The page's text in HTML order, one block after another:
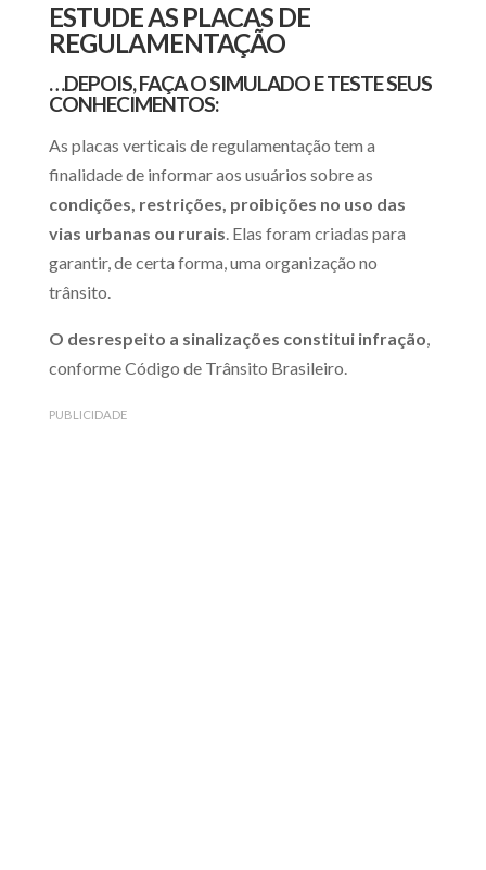
ESTUDE AS PLACAS DE
REGULAMENTAÇÃO
…DEPOIS, FAÇA O SIMULADO E TESTE SEUS
CONHECIMENTOS:
As placas verticais de regulamentação tem a
finalidade de informar aos usuários sobre as
condições, restrições, proibições no uso das
vias urbanas ou rurais. Elas foram criadas para
garantir, de certa forma, uma organização no
trânsito.
O desrespeito a sinalizações constitui infração,
conforme Código de Trânsito Brasileiro.
PUBLICIDADE